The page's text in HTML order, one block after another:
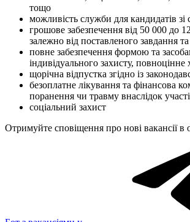
тощо
можливість служби для кандидатів
грошове забезпечення від 50 000 до
залежно від поставленого завдання
повне забезпечення формою та
індивідуального захисту, повноцінне
щорічна відпустка згідно із
безоплатне лікування та фінансова
поранення чи травму внаслідок
соціальний захист
Отримуйте сповіщення про нові вакансії в